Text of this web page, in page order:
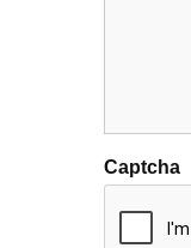
Captcha